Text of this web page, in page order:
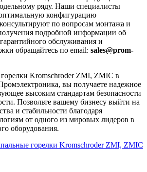
ряду. Наши специалисты
конфигурацию
по вопросам монтажа и
подробной информации об
обслуживания и
обращайтесь по email: sales@prom-
Kromschroder ZMI, ZMIC в
вы получаете надежное
высоким стандартам безопасности
Позвольте вашему бизнесу выйти на
и стабильности благодаря
от одного из мировых лидеров в
оборудования.
горелки Kromschroder ZМI, ZMIC